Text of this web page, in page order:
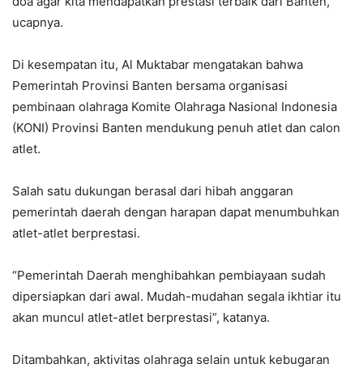
ucapnya.
Di kesempatan itu, Al Muktabar mengatakan bahwa
Pemerintah Provinsi Banten bersama organisasi
pembinaan olahraga Komite Olahraga Nasional Indonesia
(KONI) Provinsi Banten mendukung penuh atlet dan calon
atlet.
Salah satu dukungan berasal dari hibah anggaran
pemerintah daerah dengan harapan dapat menumbuhkan
atlet-atlet berprestasi.
“Pemerintah Daerah menghibahkan pembiayaan sudah
dipersiapkan dari awal. Mudah-mudahan segala ikhtiar itu
akan muncul atlet-atlet berprestasi”, katanya.
Ditambahkan, aktivitas olahraga selain untuk kebugaran